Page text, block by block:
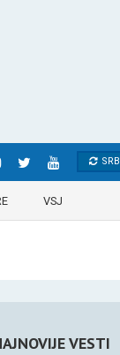
SRB
VSJ
VESTI